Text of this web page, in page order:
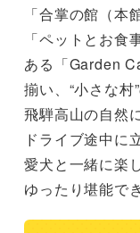
「合掌の館（本
「ペットとお
ある「Garden
揃い、“小さな村
飛騨高山の自然
ドライブ途中に
愛犬と一緒に楽
ゆったり堪能で